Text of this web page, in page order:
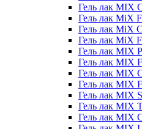
Гель лак MIX
Гель лак MiX
Гель лак MiX
Гель лак MiX
Гель лак MIX
Гель лак MIX
Гель лак MIX
Гель лак MIX
Гель лак MIX
Гель лак MIX
Гель лак MIX